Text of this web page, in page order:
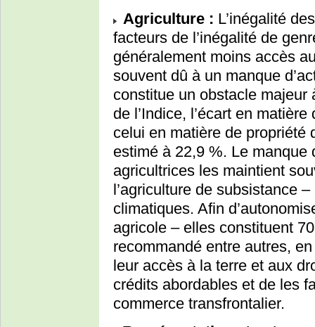
Agriculture : L’inégalité
facteurs de l’inégalité de
généralement moins accès
souvent dû à un manque
constitue un obstacle majeur
de l’Indice, l’écart en
celui en matière de propriété
estimé à 22,9 %. Le
agricultrices les maintient
l’agriculture de subsistance
climatiques. Afin
agricole – elles constituent
recommandé entre autres,
leur accès à la terre et aux
crédits abordables et de les
commerce transfrontalier.